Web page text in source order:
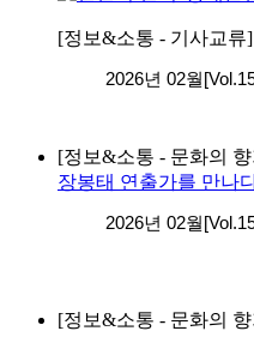
[정보&소통 - 기사교류]
2026년 02월
[정보&소통 - 문화의
장봉태 연출가를 만나
2026년 02월
[정보&소통 - 문화의